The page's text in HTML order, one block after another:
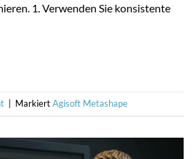
1. Verwenden Sie konsistente
MarkiertAgisoft Metashape